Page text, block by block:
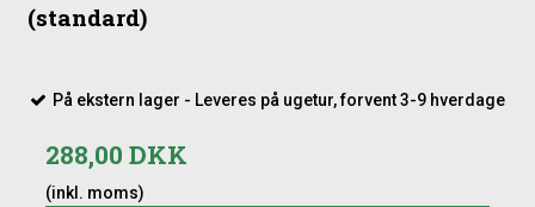
(standard)
På ekstern lager - Leveres på ugetur, forvent 3-9 hverdage
288,00 DKK
(inkl. moms)